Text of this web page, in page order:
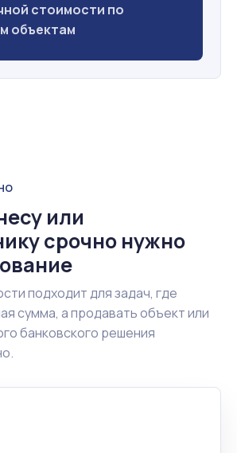
стоимости по
объектам
или
срочно нужно
подходит для задач, где
сумма, а продавать объект или
банковского решения